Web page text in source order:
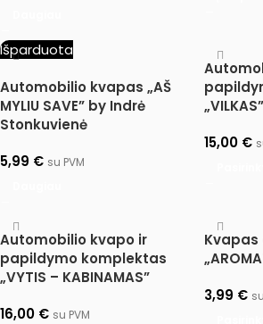
Išparduota
Automobilio kvapas „AŠ
MYLIU SAVE” by Indrė
Stonkuvienė
5,99 € su PVM
„VILKAS”
15,00 €
Automobilio kvapo ir
papildymo komplektas
„VYTIS – KABINAMAS”
16,00 € su PVM
3,99 €